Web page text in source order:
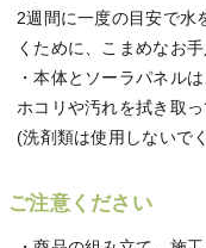
2週間に一度の目安で水
くために、こまめなお
・本体とソーラパネル
ホコリや汚れを拭き取っ
(洗剤類は使用しないで
ご注意ください